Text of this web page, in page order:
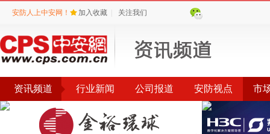
安防人上中安网！ 加入收藏 关注我们
资讯频道 行业新闻 公司报道 安防视点 市
公告 评选 榜单